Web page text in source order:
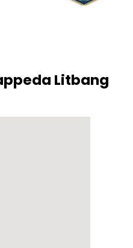
Litbang